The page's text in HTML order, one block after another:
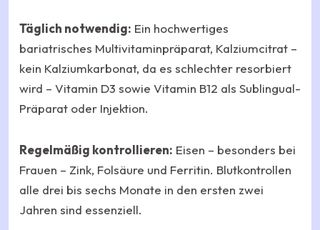
Täglich notwendig: Ein hochwertiges
bariatrisches Multivitaminpräparat, Kalziumcitrat –
kein Kalziumkarbonat, da es schlechter resorbiert
wird – Vitamin D3 sowie Vitamin B12 als Sublingual-
Präparat oder Injektion.
Regelmäßig kontrollieren: Eisen – besonders bei
Frauen – Zink, Folsäure und Ferritin. Blutkontrollen
alle drei bis sechs Monate in den ersten zwei
Jahren sind essenziell.